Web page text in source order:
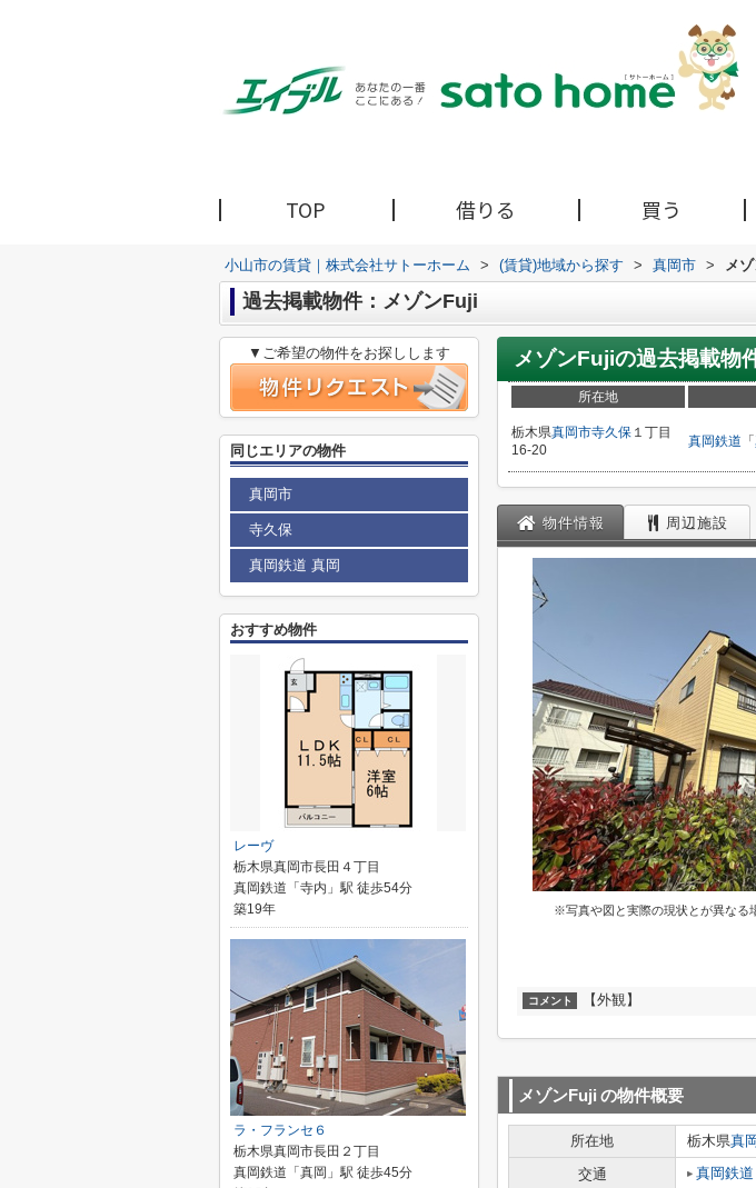
TOP 借りる 買う
小山市の賃貸｜株式会社サトーホーム > (賃貸)地域から探す > 真岡市 > メ
過去掲載物件：メゾンFuji
メゾンFujiの過去掲載物
所在地
栃木県真岡市寺久保 １丁目
16-20
真岡鉄道 「
物件情報 周辺施設
※写真や図と実際の現状とが異なる
コメント 【外観】
メゾンFuji の物件概要
所在地 栃木県真
交通
真岡鉄道
▼ご希望の物件をお探しします
同じエリアの物件
真岡市
寺久保
真岡鉄道 真岡
おすすめ物件
レーヴ
栃木県真岡市長田４丁目
真岡鉄道「寺内」駅 徒歩54分
築19年
ラ・フランセ６
栃木県真岡市長田２丁目
真岡鉄道「真岡」駅 徒歩45分